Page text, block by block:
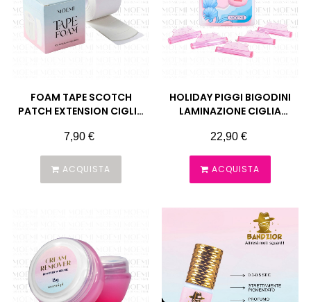
FOAM TAPE SCOTCH
PATCH EXTENSION CIGLIA
Prezzo
7,90 €
ACQUISTA
HOLIDAY PIGGI BIGODINI
LAMINAZIONE CIGLIA
Prezzo
22,90 €
ACQUISTA